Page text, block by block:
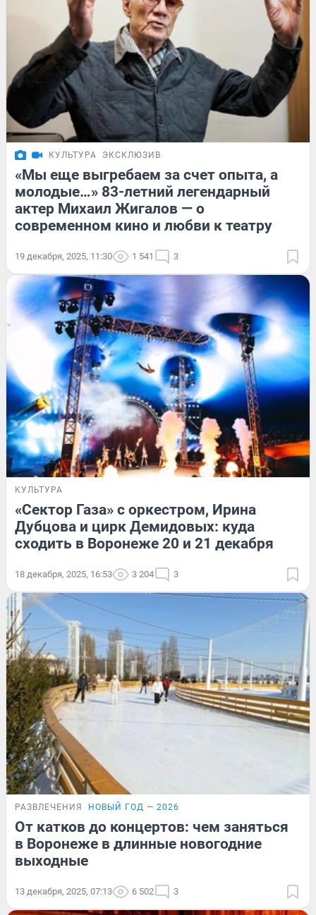
КУЛЬТУРА ЭКСКЛЮЗИВ
«Мы еще выгребаем за счет опыта, а
молодые…» 83-летний легендарный
актер Михаил Жигалов — о
современном кино и любви к театру
19 декабря, 2025, 11:30 1 541 3
КУЛЬТУРА
«Сектор Газа» с оркестром, Ирина
Дубцова и цирк Демидовых: куда
сходить в Воронеже 20 и 21 декабря
18 декабря, 2025, 16:53 3 204 3
РАЗВЛЕЧЕНИЯ НОВЫЙ ГОД — 2026
От катков до концертов: чем заняться
в Воронеже в длинные новогодние
выходные
13 декабря, 2025, 07:13 6 502 3